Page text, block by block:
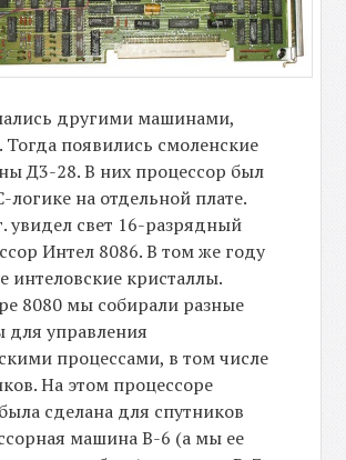
другими машинами,
Тогда появились смоленские
Д3-28. В них процессор был
логике на отдельной плате.
увидел свет 16-разрядный
Интел 8086. В том же году
интеловские кристаллы.
8080 мы собирали разные
для управления
процессами, в том числе
На этом процессоре
сделана для спутников
машина В-6 (а мы ее